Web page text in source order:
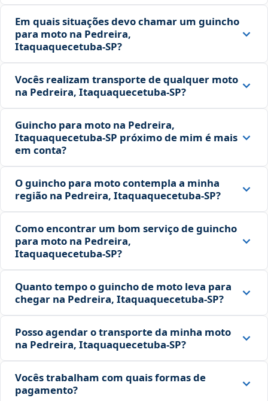
Em quais situações devo chamar um guincho
para moto na Pedreira,
Itaquaquecetuba‑SP?
Vocês realizam transporte de qualquer moto
na Pedreira, Itaquaquecetuba‑SP?
Guincho para moto na Pedreira,
Itaquaquecetuba‑SP próximo de mim é mais
em conta?
O guincho para moto contempla a minha
região na Pedreira, Itaquaquecetuba‑SP?
Como encontrar um bom serviço de guincho
para moto na Pedreira,
Itaquaquecetuba‑SP?
Quanto tempo o guincho de moto leva para
chegar na Pedreira, Itaquaquecetuba‑SP?
Posso agendar o transporte da minha moto
na Pedreira, Itaquaquecetuba‑SP?
Vocês trabalham com quais formas de
pagamento?